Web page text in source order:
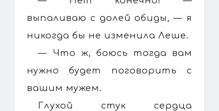
выпаливаю с долей обиды, — я
никогда бы не изменила Леше.
— Что ж, боюсь тогда вам
нужно будет поговорить с
вашим мужем.
Глухой стук сердца